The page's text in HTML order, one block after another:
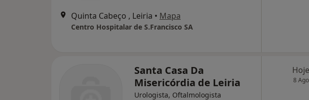
Quinta Cabeço , Leiria • Mapa
Centro Hospitalar de S.Francisco SA
Santa Casa Da
Misericórdia de Leiria
Urologista, Oftalmologista
Hoje
8 Ago